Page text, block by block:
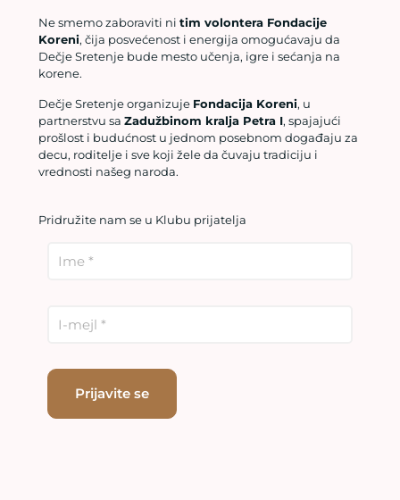
Ne smemo zaboraviti ni tim volontera Fondacije
Koreni, čija posvećenost i energija omogućavaju da
Dečje Sretenje bude mesto učenja, igre i sećanja na
korene.
Dečje Sretenje organizuje Fondacija Koreni, u
partnerstvu sa Zadužbinom kralja Petra I, spajajući
prošlost i budućnost u jednom posebnom događaju za
decu, roditelje i sve koji žele da čuvaju tradiciju i
vrednosti našeg naroda.
Pridružite nam se u Klubu prijatelja